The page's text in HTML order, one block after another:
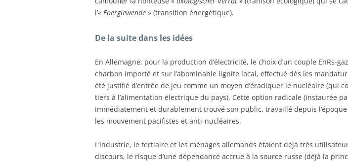
l’« Energiewende » (transition énergétique).
De la suite dans les idées
En Allemagne, pour la production d’électricité, le choix d’un couple EnRs-gaz
charbon importé et sur l’abominable lignite local, effectué dès les
été justifié d’entrée de jeu comme un moyen d’éradiquer le nucléaire (qui
tiers à l’alimentation électrique du pays). Cette option radicale (instaurée
immédiatement et durablement trouvé son public, travaillé depuis
les mouvement pacifistes et anti-nucléaires.
L’industrie, le tertiaire et les ménages allemands étaient déjà très
discours, le risque d’une dépendance accrue à la source russe (déjà la